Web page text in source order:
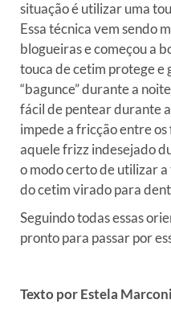
situação é utilizar uma
Essa técnica vem sendo
blogueiras e começou a
touca de cetim protege e
“bagunce” durante a
fácil de pentear durante
impede a fricção entre
aquele frizz indesejado
o modo certo de utilizar
do cetim virado para
Seguindo todas essas
pronto para passar por
Texto por Estela